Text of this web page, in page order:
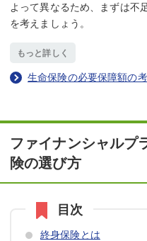
よって異なるため、まずは不
を考えましょう。
もっと詳しく
生命保険の必要保障額の
ファイナンシャルプ
険の選び方
終身保険とは